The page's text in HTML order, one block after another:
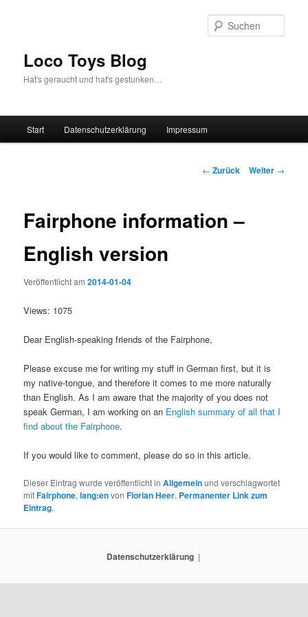
Loco Toys Blog
Hat's geraucht und hat's gestunken…
Start Datenschutzerklärung Impressum
Beitrags-
← Zurück Weiter →
Fairphone information –
English version
Veröffentlicht am2014-01-04
Views: 1075
Dear English-speaking friends of the Fairphone,
Please excuse me for writing my stuff in German first, but it is
my native-tongue, and therefore it comes to me more naturally
than English. As I am aware that the majority of you does not
speak German, I am working on an English summary of all that I
find about the Fairphone.
If you would like to comment, please do so in this article.
Dieser Eintrag wurde veröffentlicht inAllgemeinund verschlagwortet
mitFairphone,lang:envonFlorian Heer. Permanenter Link zum
Eintrag.
Datenschutzerklärung